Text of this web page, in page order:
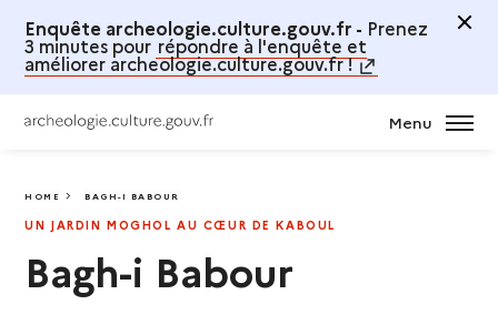
Enquête archeologie.culture.gouv.fr - Prenez
3 minutes pour répondre à l'enquête et
améliorer archeologie.culture.gouv.fr !
Menu
UN JARDIN MOGHOL AU CŒUR DE KABOUL
Bagh-i Babour
HOME BAGH-I BABOUR